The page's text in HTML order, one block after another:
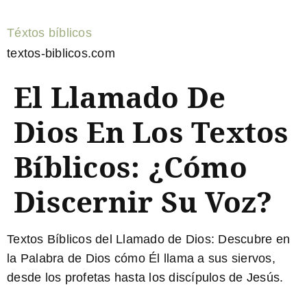
Téxtos bíblicos
textos-biblicos.com
El Llamado De
Dios En Los Textos
Bíblicos: ¿Cómo
Discernir Su Voz?
Textos Bíblicos del Llamado de Dios: Descubre en
la Palabra de Dios cómo Él llama a sus siervos,
desde los profetas hasta los discípulos de Jesús.